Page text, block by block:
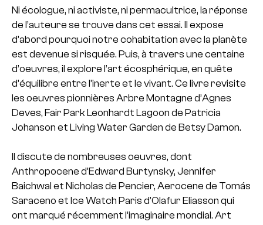
Ni écologue, ni activiste, ni permacultrice, la réponse
de l’auteure se trouve dans cet essai. II expose
d’abord pourquoi notre cohabitation avec la planète
est devenue si risquée. Puis, à travers une centaine
d’oeuvres, il explore l’art écosphérique, en quête
d’équilibre entre l’inerte et le vivant. Ce livre revisite
les oeuvres pionnières Arbre Montagne d’Agnes
Deves, Fair Park Leonhardt Lagoon de Patricia
Johanson et Living Water Garden de Betsy Damon.
Il discute de nombreuses oeuvres, dont
Anthropocene d’Edward Burtynsky, Jennifer
Baichwal et Nicholas de Pencier, Aerocene de Tomás
Saraceno et Ice Watch Paris d’Olafur Eliasson qui
ont marqué récemment l’imaginaire mondial. Art